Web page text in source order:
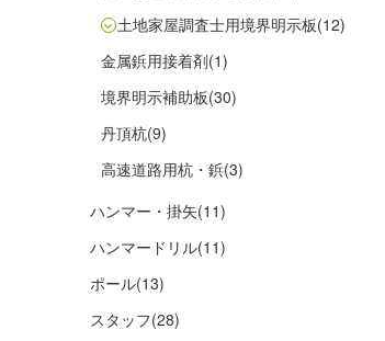
土地家屋調査士用境界明示板(12)
金属鋲用接着剤(1)
境界明示補助板(30)
丹頂杭(9)
高速道路用杭・鋲(3)
ハンマー・掛矢(11)
ハンマードリル(11)
ポール(13)
スタッフ(28)